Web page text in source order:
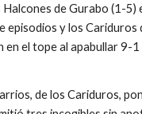
de Gurabo (1-5)
episodios y los Cariduros
en el tope al apabullar 9-
de los Cariduros,